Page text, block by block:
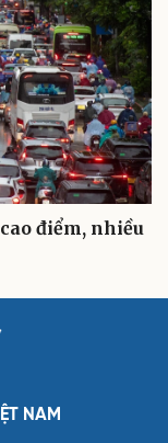
điểm, nhiều
NAM